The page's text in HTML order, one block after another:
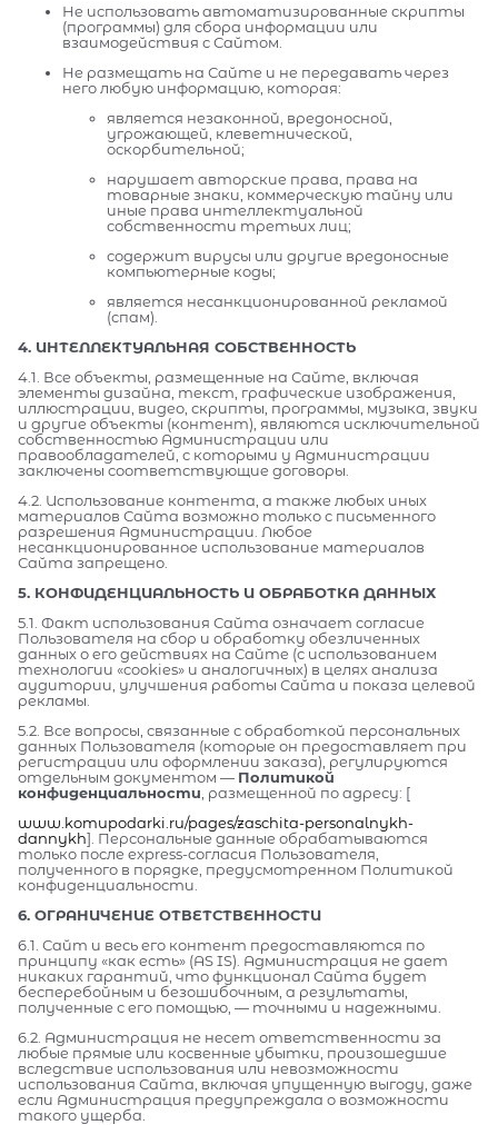
Не использовать автоматизированные скрипты
(программы) для сбора информации или
взаимодействия с Сайтом.
Не размещать на Сайте и не передавать через
него любую информацию, которая:
является незаконной, вредоносной,
угрожающей, клеветнической,
оскорбительной;
нарушает авторские права, права на
товарные знаки, коммерческую тайну или
иные права интеллектуальной
собственности третьих лиц;
содержит вирусы или другие вредоносные
компьютерные коды;
является несанкционированной рекламой
(спам).
4. ИНТЕЛЛЕКТУАЛЬНАЯ СОБСТВЕННОСТЬ
4.1. Все объекты, размещенные на Сайте, включая
элементы дизайна, текст, графические изображения,
иллюстрации, видео, скрипты, программы, музыка, звуки
и другие объекты (контент), являются исключительной
собственностью Администрации или
правообладателей, с которыми у Администрации
заключены соответствующие договоры.
4.2. Использование контента, а также любых иных
материалов Сайта возможно только с письменного
разрешения Администрации. Любое
несанкционированное использование материалов
Сайта запрещено.
5. КОНФИДЕНЦИАЛЬНОСТЬ И ОБРАБОТКА ДАННЫХ
5.1. Факт использования Сайта означает согласие
Пользователя на сбор и обработку обезличенных
данных о его действиях на Сайте (с использованием
технологии «cookies» и аналогичных) в целях анализа
аудитории, улучшения работы Сайта и показа целевой
рекламы.
5.2. Все вопросы, связанные с обработкой персональных
данных Пользователя (которые он предоставляет при
регистрации или оформлении заказа), регулируются
отдельным документом — Политикой
конфиденциальности , размещенной по адресу: [
www.komupodarki.ru/pages/zaschita-personalnykh-
dannykh]. Персональные данные обрабатываются
только после express-согласия Пользователя,
полученного в порядке, предусмотренном Политикой
конфиденциальности.
6. ОГРАНИЧЕНИЕ ОТВЕТСТВЕННОСТИ
6.1. Сайт и весь его контент предоставляются по
принципу «как есть» (AS IS). Администрация не дает
никаких гарантий, что функционал Сайта будет
бесперебойным и безошибочным, а результаты,
полученные с его помощью, — точными и надежными.
6.2. Администрация не несет ответственности за
любые прямые или косвенные убытки, произошедшие
вследствие использования или невозможности
использования Сайта, включая упущенную выгоду, даже
если Администрация предупреждала о возможности
такого ущерба.